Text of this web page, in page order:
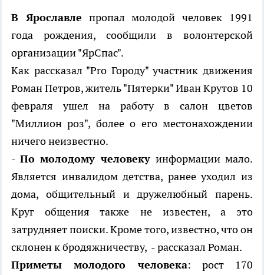
В Ярославле пропал молодой человек 1991
года рождения, сообщили в волонтерской
организации "ЯрСпас".
Как рассказал "Pro Городу" участник движения
Роман Петров, житель "Пятерки" Иван Крутов 10
февраля ушел на работу в салон цветов
"Миллион роз", более о его местонахождении
ничего неизвестно.
- По молодому человеку информации мало.
Является инвалидом детства, ранее уходил из
дома, общительный и дружелюбный парень.
Круг общения также не известен, а это
затрудняет поиски. Кроме того, известно, что он
склонен к бродяжничеству, - рассказал Роман.
Приметы молодого человека: рост 170